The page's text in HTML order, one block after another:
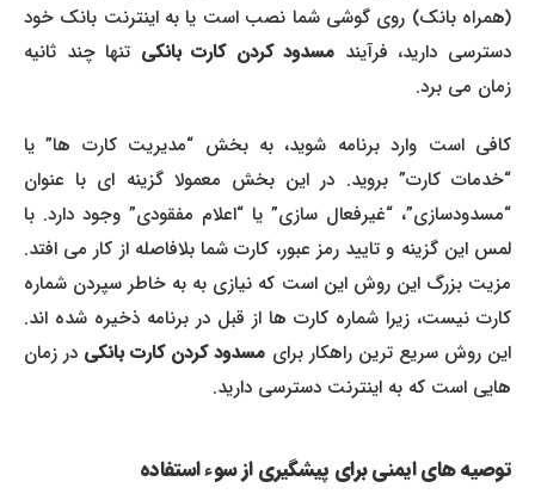
(همراه بانک) روی گوشی شما نصب است یا به اینترنت بانک خود
دسترسی دارید، فرآیندمسدود کردن کارت بانکیتنها چند ثانیه
زمان می برد.
کافی است وارد برنامه شوید، به بخش “مدیریت کارت ها” یا
“خدمات کارت” بروید. در این بخش معمولا گزینه ای با عنوان
“مسدودسازی”، “غیرفعال سازی” یا “اعلام مفقودی” وجود دارد. با
لمس این گزینه و تایید رمز عبور، کارت شما بلافاصله از کار می افتد.
مزیت بزرگ این روش این است که نیازی به به خاطر سپردن شماره
کارت نیست، زیرا شماره کارت ها از قبل در برنامه ذخیره شده اند.
این روش سریع ترین راهکار برایمسدود کردن کارت بانکیدر زمان
هایی است که به اینترنت دسترسی دارید.
توصیه های ایمنی برای پیشگیری از سوء استفاده